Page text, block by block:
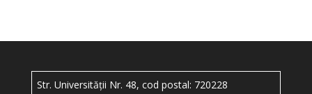
Str. Universității Nr. 48, cod postal: 720228